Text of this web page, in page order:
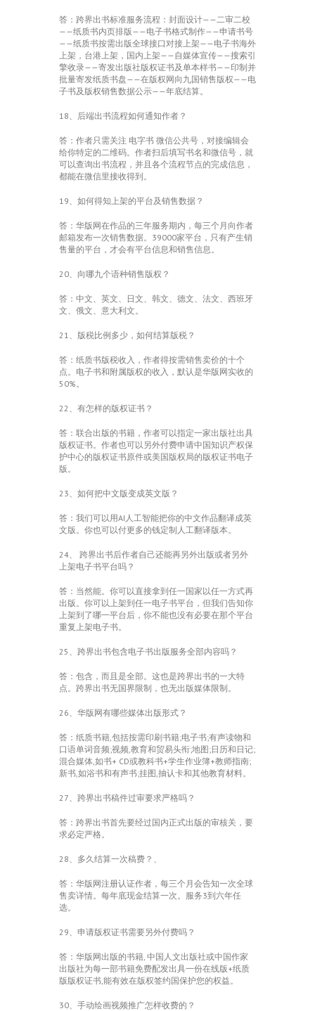
答：跨界出书标准服务流程：封面设计——二审二校
——纸质书内页排版——电子书格式制作——申请书号
——纸质书按需出版全球接口对接上架——电子书海外
上架，台港上架，国内上架——自媒体宣传——搜索引
擎收录——寄发出版社版权证书及单本样书——印制并
批量寄发纸质书盘——在版权网向九国销售版权——电
子书及版权销售数据公示——年底结算。
18、后端出书流程如何通知作者？
答：作者只需关注 电字书 微信公共号，对接编辑会
给你特定的二维码。作者扫后填写书名和微信号，就
可以查询出书流程，并且各个流程节点的完成信息，
都能在微信里接收得到。
19、如何得知上架的平台及销售数据？
答：华版网在作品的三年服务期内，每三个月向作者
邮箱发布一次销售数据。39000家平台，只有产生销
售量的平台，才会有平台信息和销售信息。
20、向哪九个语种销售版权？
答：中文、英文、日文、韩文、德文、法文、西班牙
文、俄文、意大利文。
21、版税比例多少，如何结算版税？
答：纸质书版税收入，作者得按需销售卖价的十个
点。电子书和附属版权的收入，默认是华版网实收的
50%。
22、有怎样的版权证书？
答：联合出版的书籍，作者可以指定一家出版社出具
版权证书。作者也可以另外付费申请中国知识产权保
护中心的版权证书原件或美国版权局的版权证书电子
版。
23、如何把中文版变成英文版？
答：我们可以用AI人工智能把你的中文作品翻译成英
文版。你也可以付更多的钱定制人工翻译版本。
24、 跨界出书后作者自己还能再另外出版或者另外
上架电子书平台吗？
答：当然能。你可以直接拿到任一国家以任一方式再
出版。你可以上架到任一电子书平台，但我们告知你
上架到了哪一平台后，你不能也没有必要在那个平台
重复上架电子书。
25、跨界出书包含电子书出版服务全部内容吗？
答：包含，而且是全部。这也是跨界出书的一大特
点。跨界出书无国界限制，也无出版媒体限制。
26、华版网有哪些媒体出版形式？
答：纸质书籍,包括按需印刷书籍;电子书;有声读物和
口语单词音频;视频,教育和贸易头衔;地图;日历和日记;
混合媒体,如书+ CD或教科书+学生作业簿+教师指南;
新书,如浴书和有声书;挂图,抽认卡和其他教育材料。
27、跨界出书稿件过审要求严格吗？
答：跨界出书首先要经过国内正式出版的审核关，要
求必定严格。
28、多久结算一次稿费？、
答：华版网注册认证作者，每三个月会告知一次全球
售卖详情。每年底现金结算一次。服务3到六年任
选。
29、申请版权证书需要另外付费吗？
答：华版网出版的书籍, 中国人文出版社或中国作家
出版社为每一部书籍免费配发出具一份在线版+纸质
版版权证书,能有效在版权签约国保护您的权益。
30、手动绘画视频推广怎样收费的？